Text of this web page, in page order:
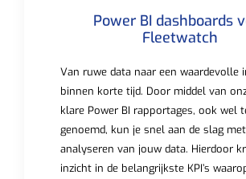
Power BI dashboards
Fleetwatch
Van ruwe data naar een waardevolle
binnen korte tijd. Door middel van
klare Power BI rapportages, ook wel
genoemd, kun je snel aan de slag
analyseren van jouw data. Hierdoor
inzicht in de belangrijkste KPI’s